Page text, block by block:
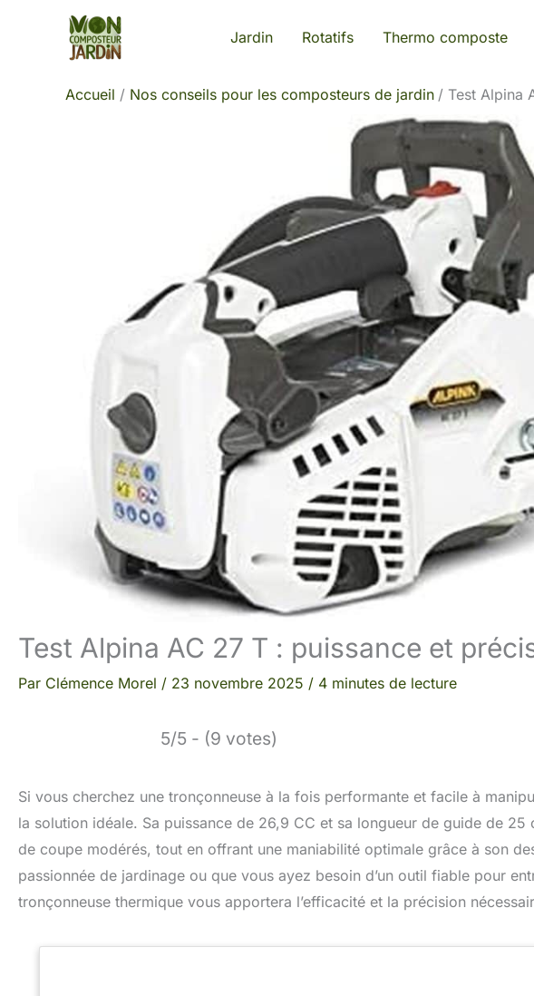
Jardin Rotatifs Thermo composte
Accueil Nos conseils pour les composteurs de jardin Test Alpina
Test Alpina AC 27 T : puissance et
Par Clémence Morel / 23 novembre 2025 / 4 minutes de lecture
5/5 - (9 votes)
Si vous cherchez une tronçonneuse à la fois performante et facile à
la solution idéale. Sa puissance de 26,9 CC et sa longueur de guide de
de coupe modérés, tout en offrant une maniabilité optimale grâce à son
passionnée de jardinage ou que vous ayez besoin d’un outil fiable pour
tronçonneuse thermique vous apportera l’efficacité et la précision